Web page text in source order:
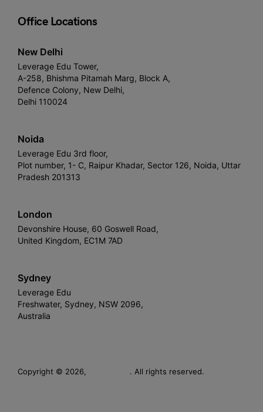
Office Locations
New Delhi
Leverage Edu Tower,
A-258, Bhishma Pitamah Marg, Block A,
Defence Colony, New Delhi,
Delhi 110024
Noida
Leverage Edu 3rd floor,
Plot number, 1- C, Raipur Khadar, Sector 126, Noida, Uttar
Pradesh 201313
London
Devonshire House, 60 Goswell Road,
United Kingdom, EC1M 7AD
Sydney
Leverage Edu
Freshwater, Sydney, NSW 2096,
Australia
Copyright © 2026, . All rights reserved.